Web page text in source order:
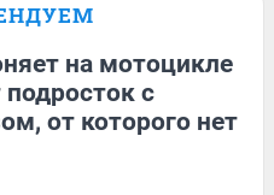
на мотоцикле
с
от которого нет